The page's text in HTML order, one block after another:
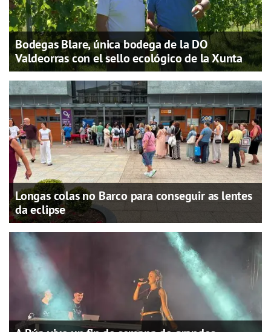
Bodegas Blare, única bodega de la DO
Valdeorras con el sello ecológico de la Xunta
Longas colas no Barco para conseguir as lentes
da eclipse